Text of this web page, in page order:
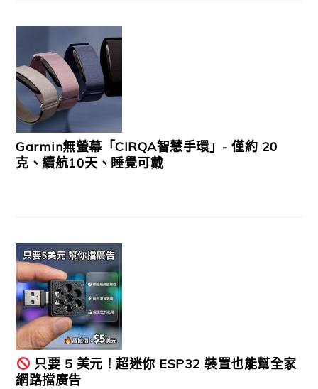
Garmin無螢幕「CIRQA智慧手環」- 僅約 20
克、續航10天、睡覺可戴
只要 5 美元！超迷你 ESP32 裝置也能幫全家
網路擋廣告